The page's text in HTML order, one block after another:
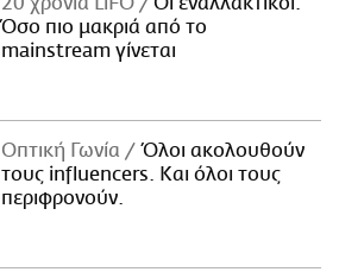
Όσο πιο μακριά από το
mainstream γίνεται
Οπτική Γωνία
Όλοι ακολουθούν
τους influencers. Και όλοι τους
περιφρονούν.